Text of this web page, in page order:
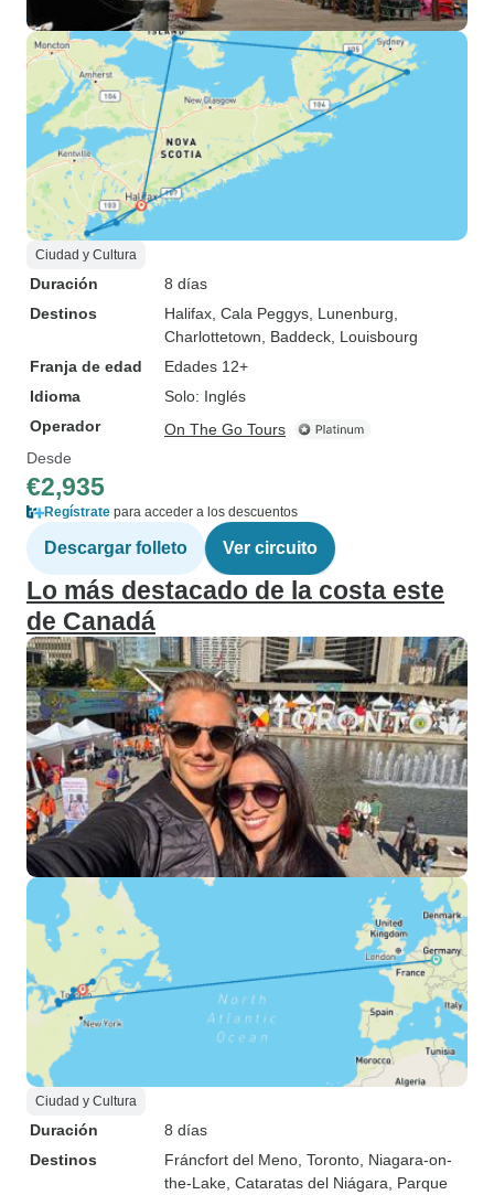
Ciudad y Cultura
Duración
8 días
Destinos
Halifax , Cala Peggys , Lunenburg
Charlottetown , Baddeck , Louisbourg
Franja de edad
Edades 12+
Idioma
Solo: Inglés
Operador
On The Go Tours
Desde
€2,935
Regístrate para acceder a los descuentos
Descargar folleto Ver circuito
Lo más destacado de la costa este
de Canadá
Ciudad y Cultura
Duración
8 días
Destinos
Fráncfort del Meno , Toronto , Niagara-on-
the-Lake , Cataratas del Niágara , Parque